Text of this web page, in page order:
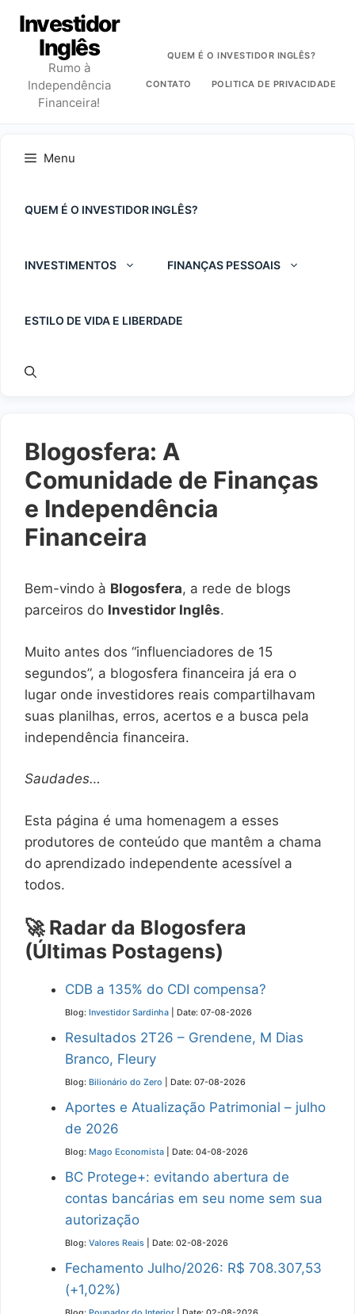
para
conteúdo
Investidor
Inglês
Rumo à
Independência
Financeira!
QUEM É O INVESTIDOR INGLÊS?
CONTATO POLITICA DE PRIVACIDADE
Menu
QUEM É O INVESTIDOR INGLÊS?
INVESTIMENTOS FINANÇAS PESSOAIS
ESTILO DE VIDA E LIBERDADE
Blogosfera: A
Comunidade de Finanças
e Independência
Financeira
Bem-vindo à Blogosfera, a rede de blogs
parceiros do Investidor Inglês.
Muito antes dos “influenciadores de 15
segundos”, a blogosfera financeira já era o
lugar onde investidores reais compartilhavam
suas planilhas, erros, acertos e a busca pela
independência financeira.
Saudades…
Esta página é uma homenagem a esses
produtores de conteúdo que mantêm a chama
do aprendizado independente acessível a
todos.
🚀 Radar da Blogosfera
(Últimas Postagens)
CDB a 135% do CDI compensa?
Blog: Investidor Sardinha Date: 07-08-2026
Resultados 2T26 – Grendene, M Dias
Branco, Fleury
Blog: Bilionário do Zero Date: 07-08-2026
Aportes e Atualização Patrimonial – julho
de 2026
Blog: Mago Economista Date: 04-08-2026
BC Protege+: evitando abertura de
contas bancárias em seu nome sem sua
autorização
Blog: Valores Reais Date: 02-08-2026
Fechamento Julho/2026: R$ 708.307,53
(+1,02%)